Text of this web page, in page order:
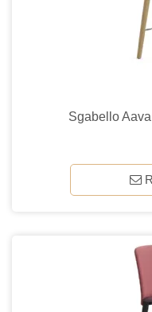
Sgabello